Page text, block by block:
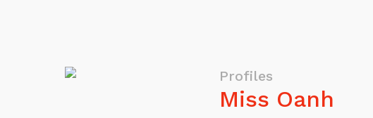
Profiles
Miss Oanh